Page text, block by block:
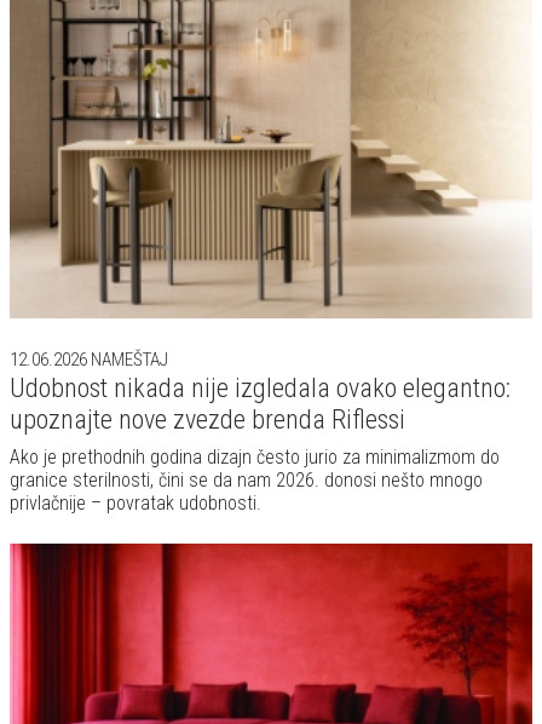
12.06.2026 NAMEŠTAJ
Udobnost nikada nije izgledala ovako elegantno:
upoznajte nove zvezde brenda Riflessi
Ako je prethodnih godina dizajn često jurio za minimalizmom do
granice sterilnosti, čini se da nam 2026. donosi nešto mnogo
privlačnije – povratak udobnosti.